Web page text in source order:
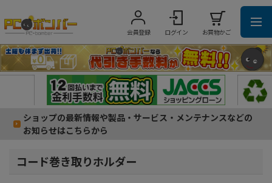
会員登録 ログイン お買物かご
ショップの最新情報や製品・サービス・メンテナンスなどの
お知らせはこちらから
コード巻き取りホルダー